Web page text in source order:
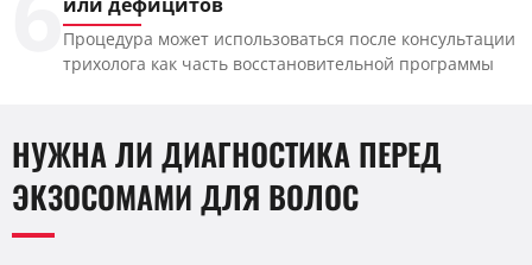
Процедура может использоваться после консультации
трихолога как часть восстановительной программы
НУЖНА ЛИ ДИАГНОСТИКА ПЕРЕД
ЭКЗОСОМАМИ ДЛЯ ВОЛОС